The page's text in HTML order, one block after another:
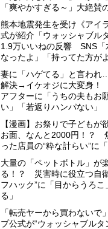
「爽やかすぎる～」大絶賛
熊本地震発生を受け《アイ
式が紹介「ウォッシャブル
1.9万いいねの反響 SNS「
なったよ」「持ってた方が
妻に「ハゲてる」と言われ
解決→イケオジに大変身！
アフターに「うちの夫もお
い」「若返りハンパない」
【漫画】お祭りで子どもが
お面、なんと2000円！？
った店員の“粋な計らい”に
大量の「ペットボトル」が
る！？ 災害時に役立つ自
フハック”に「目からうろこ
る」
「転売ヤーから買わないで
プ公式が“ウォッシャブルタ